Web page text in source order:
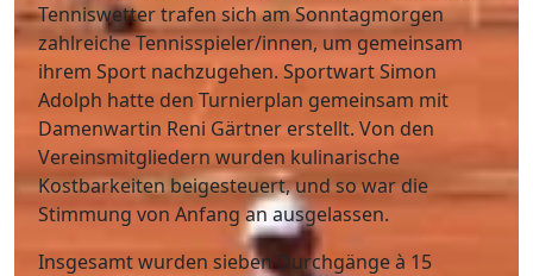
Tenniswetter trafen sich am Sonntagmorgen
zahlreiche Tennisspieler/innen, um gemeinsam
ihrem Sport nachzugehen. Sportwart Simon
Adolph hatte den Turnierplan gemeinsam mit
Damenwartin Reni Gärtner erstellt. Von den
Vereinsmitgliedern wurden kulinarische
Kostbarkeiten beigesteuert, und so war die
Stimmung von Anfang an ausgelassen.
Insgesamt wurden sieben Durchgänge à 15